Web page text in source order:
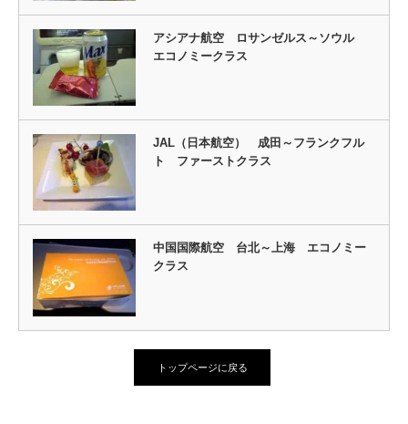
アシアナ航空 ロサンゼルス～ソウル
エコノミークラス
JAL（日本航空） 成田～フランクフル
ト ファーストクラス
中国国際航空 台北～上海 エコノミー
クラス
トップページに戻る